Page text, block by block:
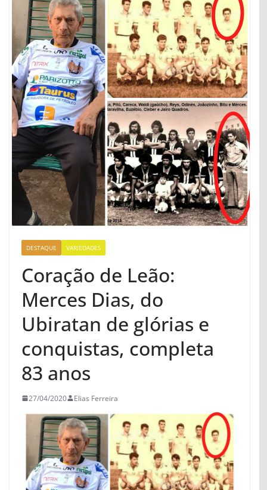
DESTAQUE VARIEDADES
Coração de Leão:
Merces Dias, do
Ubiratan de glórias e
conquistas, completa
83 anos
27/04/2020 Elias Ferreira